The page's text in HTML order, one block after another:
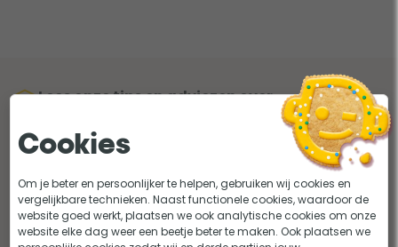
Lees onze tips en adviezen over
Cookies
Om je beter en persoonlijker te helpen, gebruiken wij cookies en
vergelijkbare technieken. Naast functionele cookies, waardoor de
website goed werkt, plaatsen we ook analytische cookies om onze
website elke dag weer een beetje beter te maken. Ook plaatsen we